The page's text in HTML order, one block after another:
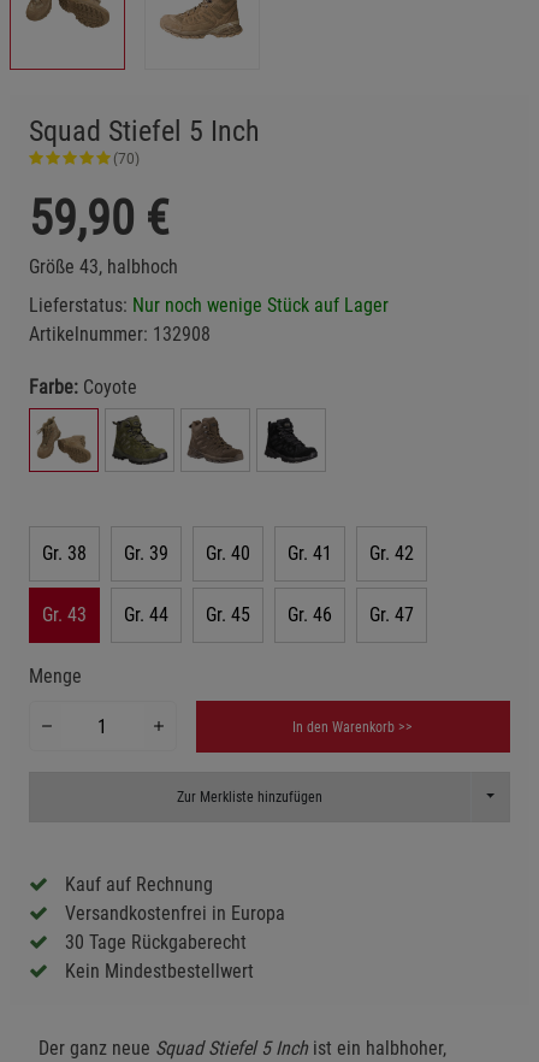
Squad Stiefel 5 Inch
(70)
59,90 €
Größe 43, halbhoch
Lieferstatus: Nur noch wenige Stück auf Lager
Artikelnummer: 132908
Farbe: Coyote
Gr. 38 Gr. 39 Gr. 40 Gr. 41 Gr. 42
Gr. 43 Gr. 44 Gr. 45 Gr. 46 Gr. 47
Menge
In den Warenkorb >>
Zur Merkliste hinzufügen Toggle
Kauf auf Rechnung
Versandkostenfrei in Europa
30 Tage Rückgaberecht
Kein Mindestbestellwert
Der ganz neue Squad Stiefel 5 Inch ist ein halbhoher,